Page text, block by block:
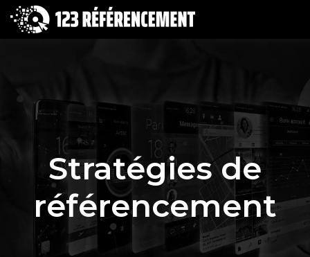
Stratégies de
référencement